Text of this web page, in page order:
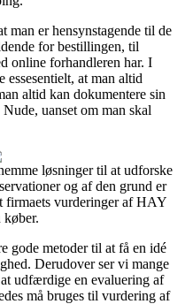
er hensynstagende til de
for bestillingen, til
online forhandleren har. I
essesentielt, at man altid
altid kan dokumentere sin
uanset om man skal
løsninger til at udforske
og af den grund er
firmaets vurderinger af HAY
gode metoder til at få en idé
Derudover ser vi mange
udfærdige en evaluering af
må bruges til vurdering af